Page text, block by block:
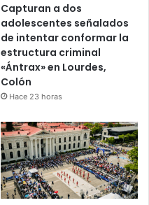
Capturan a dos
adolescentes señalados
de intentar conformar la
estructura criminal
«Ántrax» en Lourdes,
Colón
Hace 23 horas